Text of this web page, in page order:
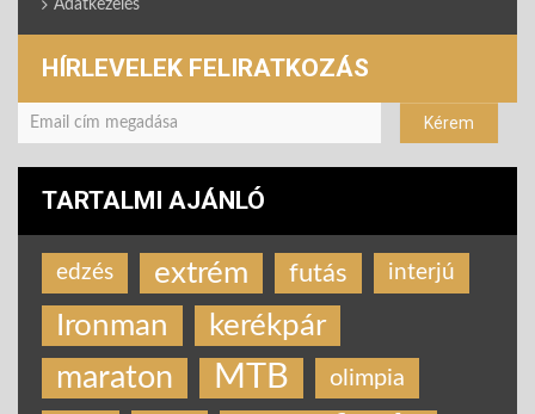
Adatkezelés
HÍRLEVELEK FELIRATKOZÁS
TARTALMI AJÁNLÓ
edzés extrém futás interjú
Ironman kerékpár
maraton MTB olimpia